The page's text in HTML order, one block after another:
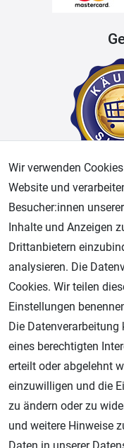
Unsere weiteren
Airbrush-City
Fachhandel für:
Modellbau-City
Modellbau Shop
Plotter-City
Schneideplotter,
Im Shop Kaufen
Küchen Zubehör -
Wir verwenden
Website und
Besucher:innen
Inhalte und Anzeigen
Drittanbietern
analysieren. Die
Cookies. Wir teilen
Einstellungen
Die
eines berechtigten
erteilt oder abgelehnt
einzuwilligen und die
zu ändern oder zu
und weitere Hinweise